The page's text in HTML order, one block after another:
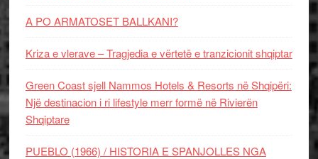
A PO ARMATOSET BALLKANI?
Kriza e vlerave – Tragjedia e vërtetë e tranzicionit shqiptar
Green Coast sjell Nammos Hotels & Resorts në Shqipëri:
Një destinacion i ri lifestyle merr formë në Rivierën
Shqiptare
PUEBLO (1966) / HISTORIA E SPANJOLLES NGA